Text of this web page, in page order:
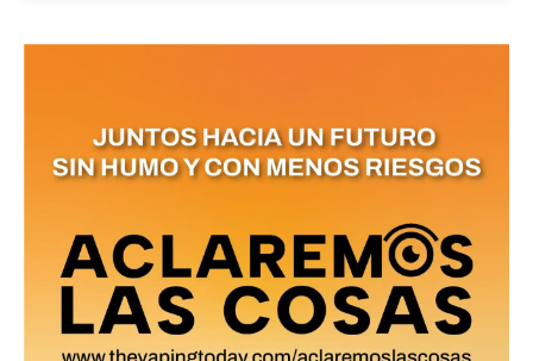
reducción de daños en tu correo
receive all the news of vaping and
tobacco harm reduction in your email.
SUBSCRIBIRSE